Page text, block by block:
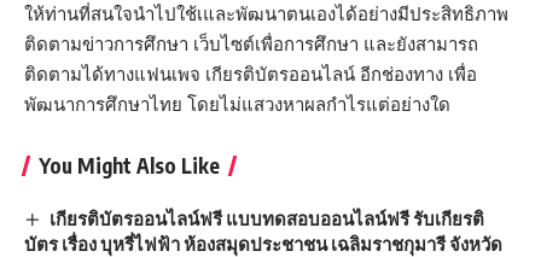
ให้ท่านที่สนใจนำไปใช้เและพัฒนาตนเองได้อย่างมีประสิทธิภาพ
ติดตามข่าวการศึกษา เว็บไซต์เพื่อการศึกษา และยังสามารถ
ติดตามได้ทางแฟนเพจ เกียรติบัตรออนไลน์ อีกช่องทาง เพื่อ
พัฒนาการศึกษาไทย โดยไม่แสวงหาผลกำไรแต่อย่างใด
You Might Also Like
เกียรติบัตรออนไลน์ฟรี แบบทดสอบออนไลน์ฟรี รับเกียรติ
บัตร เรื่อง บุหรี่ไฟฟ้า ห้องสมุดประชาชน เฉลิมราชกุมารี จังหวัด